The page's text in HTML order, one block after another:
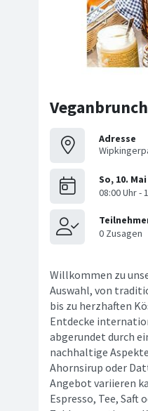
Adresse
Willkommen zu
Auswahl, von
bis zu herzhaften
Entdecke
abgerundet durch
nachhaltige
Ahornsirup oder
Angebot variieren
Espresso, Tee, Saft